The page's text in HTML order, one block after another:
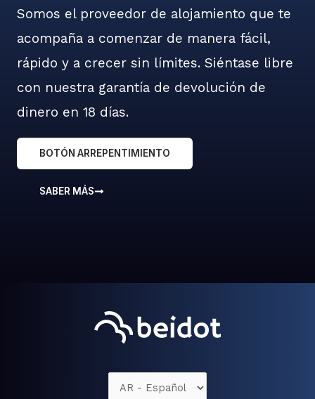
Somos el proveedor de alojamiento que te
acompaña a comenzar de manera fácil,
rápido y a crecer sin límites. Siéntase libre
con nuestra garantía de devolución de
dinero en 18 días.
BOTÓN ARREPENTIMIENTO
SABER MÁS